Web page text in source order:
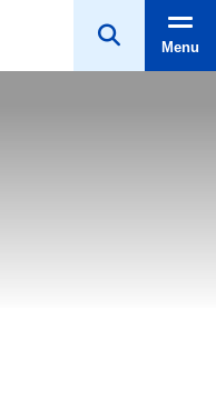
Menu